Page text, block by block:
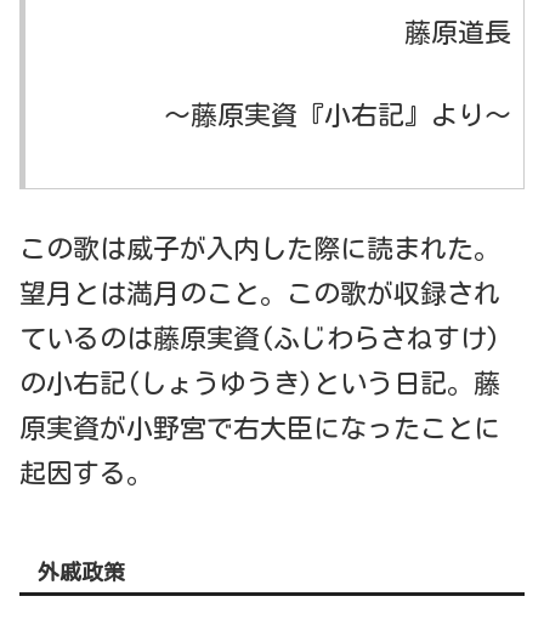
藤原道長
～藤原実資『小右記』より～
この歌は威子が入内した際に読まれた。
望月とは満月のこと。この歌が収録され
ているのは藤原実資(ふじわらさねすけ)
の小右記(しょうゆうき)という日記。藤
原実資が小野宮で右大臣になったことに
起因する。
外戚政策